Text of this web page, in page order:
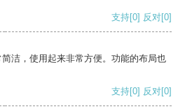
支持[0] 反对[0]
洁，使用起来非常方便。功能的布局也
支持[0] 反对[0]